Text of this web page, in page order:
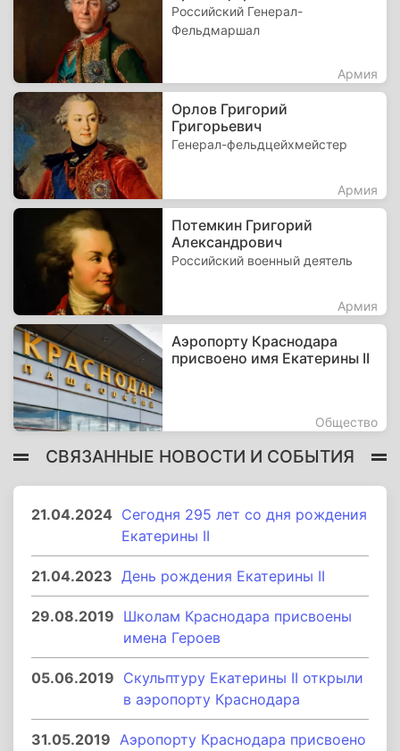
Российский Генерал-
Фельдмаршал
Армия
Орлов Григорий
Григорьевич
Генерал-фельдцейхмейстер
Армия
Потемкин Григорий
Александрович
Российский военный деятель
Армия
Аэропорту Краснодара
присвоено имя Екатерины II
Общество
СВЯЗАННЫЕ НОВОСТИ И СОБЫТИЯ
21.04.2024 Сегодня 295 лет со дня рождения
Екатерины II
21.04.2023 День рождения Екатерины II
29.08.2019 Школам Краснодара присвоены
имена Героев
05.06.2019 Скульптуру Екатерины II открыли
в аэропорту Краснодара
31.05.2019 Аэропорту Краснодара присвоено